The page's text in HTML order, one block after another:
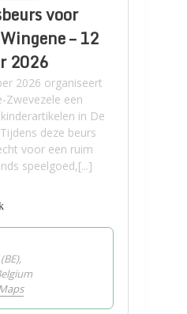
voor
– 12
2026
2026 organiseert
Zwevezele een
in De
deze beurs
voor een ruim
speelgoed,[...]